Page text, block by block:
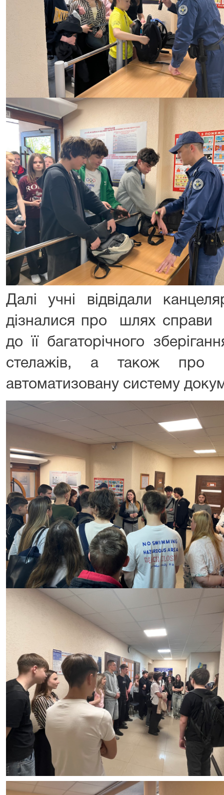
Далі учні відвідали
дізналися про шлях справи
до її багаторічного
стелажів, а також про
автоматизовану систему